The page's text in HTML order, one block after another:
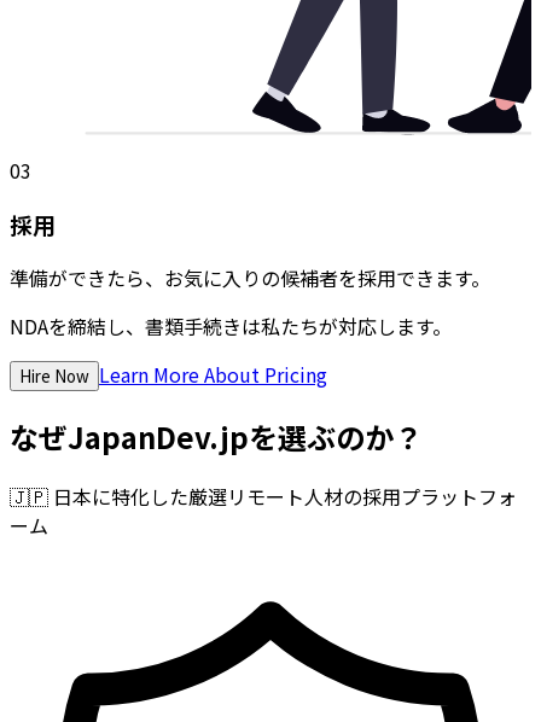
03
採用
準備ができたら、お気に入りの候補者を採用できます。
NDAを締結し、書類手続きは私たちが対応します。
Hire Now Learn More About Pricing
なぜJapanDev.jpを選ぶのか？
🇯🇵 日本に特化した厳選リモート人材の採用プラットフォ
ーム